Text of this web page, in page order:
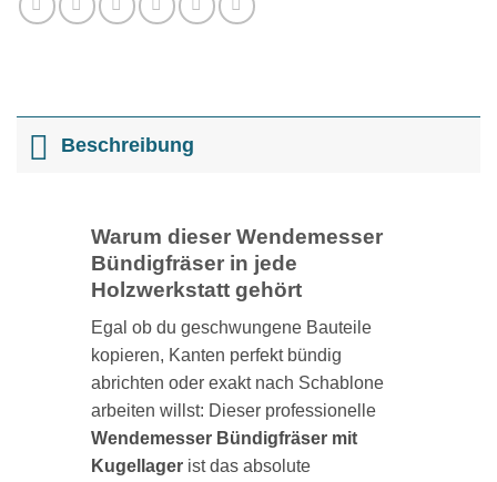
Beschreibung
Warum dieser Wendemesser
Bündigfräser in jede
Holzwerkstatt gehört
Egal ob du geschwungene Bauteile
kopieren, Kanten perfekt bündig
abrichten oder exakt nach Schablone
arbeiten willst: Dieser professionelle
Wendemesser Bündigfräser mit
Kugellagerist das absolute